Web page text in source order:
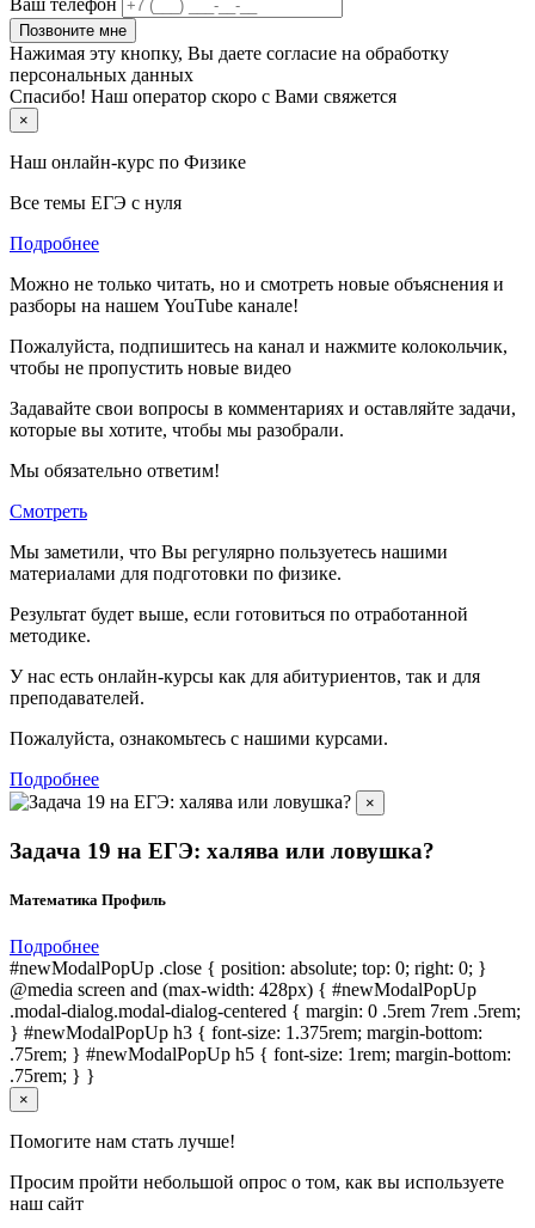
Ваш телефон
Позвоните мне
Нажимая эту кнопку, Вы даете согласие на обработку
персональных данных
Спасибо! Наш оператор скоро с Вами свяжется
×
Наш онлайн-курс по Физике
Все темы ЕГЭ с нуля
Подробнее
Можно не только читать, но и смотреть новые объяснения и
разборы на нашем YouTube канале!
Пожалуйста, подпишитесь на канал и нажмите колокольчик,
чтобы не пропустить новые видео
Задавайте свои вопросы в комментариях и оставляйте задачи,
которые вы хотите, чтобы мы разобрали.
Мы обязательно ответим!
Смотреть
Мы заметили, что Вы регулярно пользуетесь нашими
материалами для подготовки по физике.
Результат будет выше, если готовиться по отработанной
методике.
У нас есть онлайн-курсы как для абитуриентов, так и для
преподавателей.
Пожалуйста, ознакомьтесь с нашими курсами.
Подробнее
×
Задача 19 на ЕГЭ: халява или ловушка?
Математика Профиль
Подробнее
#newModalPopUp .close { position: absolute; top: 0; right: 0; }
@media screen and (max-width: 428px) { #newModalPopUp
.modal-dialog.modal-dialog-centered { margin: 0 .5rem 7rem .5rem;
} #newModalPopUp h3 { font-size: 1.375rem; margin-bottom:
.75rem; } #newModalPopUp h5 { font-size: 1rem; margin-bottom:
.75rem; } }
×
Помогите нам стать лучше!
Просим пройти небольшой опрос о том, как вы используете
наш сайт